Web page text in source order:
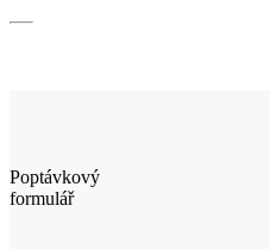
Poptávkový
formulář